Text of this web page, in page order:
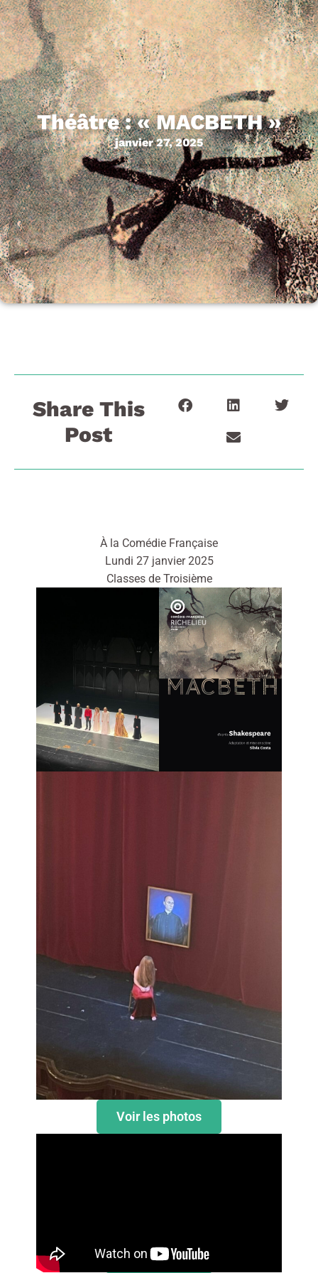
Théâtre : « MACBETH »
janvier 27, 2025
Share This
Post
À la Comédie Française
Lundi 27 janvier 2025
Classes de Troisième
Voir les photos